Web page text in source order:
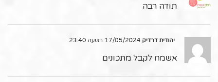
תודה רבה
יהודית דרדיק
אשמח לקבל מתכונים